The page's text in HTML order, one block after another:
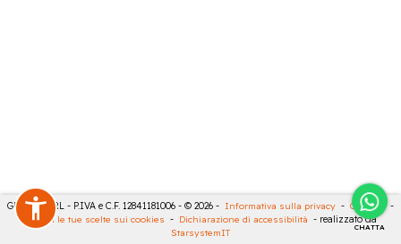
CHATTA
GECO 14 SRL - P.IVA e C.F. 12841181006 - © 2026 - Informativa sulla privacy - Cookies
-
Rivedi le tue scelte sui cookies - Dichiarazione di accessibilità - realizzato da
StarsystemIT